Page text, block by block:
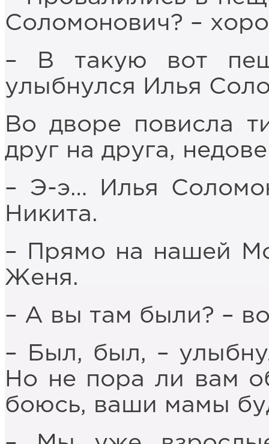
Соломонович? –
– В такую вот
улыбнулся Илья
Во дворе повисла
друг на друга,
– Э-э… Илья
Никита.
– Прямо на нашей
Женя.
– А вы там были? –
– Был, был, –
Но не пора ли вам
боюсь, ваши мамы